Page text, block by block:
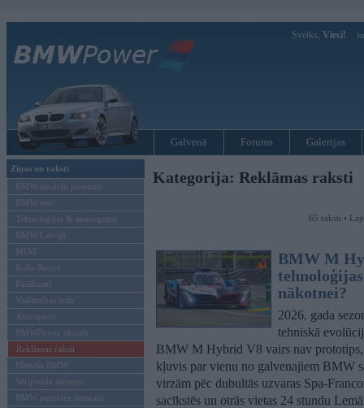
Sveiks, Viesi!
Galvenā Forums Galerijas
Ziņas un raksti
BMW modeļu jaunumi
BMW testi
Tehnoloģijas & sasniegumi
BMW Latvijā
MINI
Rolls-Royce
Pasākumi
Vadāmības tests
Autosports
BMWPower aktuāli
Reklāmas raksti
Mēneša BMW
Sērijveida tūnings
BMW pasaules jaunumi
Kategorija: Reklāmas raksti
65 raksti •
BMW M
nākotnei?
2026. gada
tehniskā
BMW M Hybrid V8 vairs nav
kļuvis par vienu no galvenajiem BMW
virzām pēc dubultās uzvaras Spa-
sacīkstēs un otrās vietas 24 stundu